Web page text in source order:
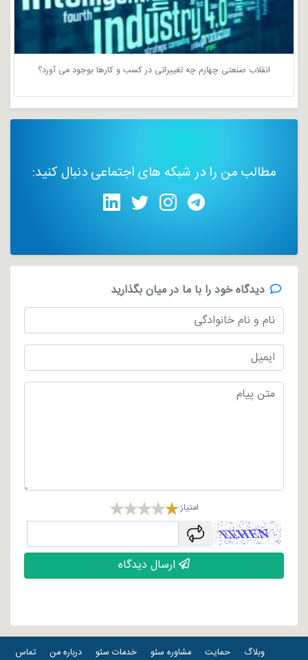
انقلاب صنعتی چهارم چه تغییراتی در کسب و کارها بوجود می آورد؟
مطالب من را در شبکه های اجتماعی دنبال کنید:
دیدگاه خود را با ما در میان بگذارید
امتیاز:
captcha
ارسال دیدگاه
وبلاگ حمایت مشاوره سئو خدمات سئو درباره من تماس